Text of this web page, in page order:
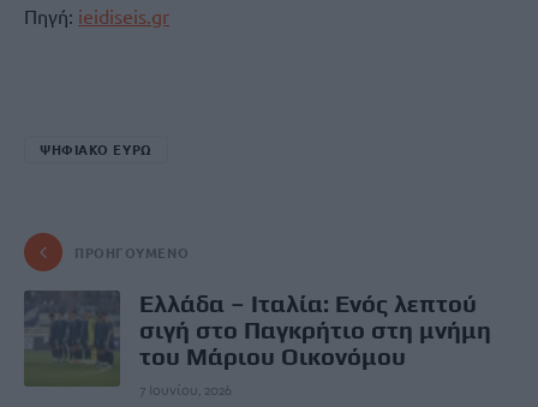
Πηγή: ieidiseis.gr
ΨΗΦΙΑΚΟ ΕΥΡΩ
ΠΡΟΗΓΟΎΜΕΝΟ
Ελλάδα – Ιταλία: Ενός λεπτού
σιγή στο Παγκρήτιο στη μνήμη
του Μάριου Οικονόμου
7 Ιουνίου, 2026